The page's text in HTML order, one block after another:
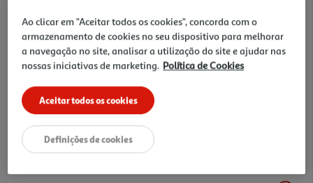
25,99 €
+10% DESC. IMEDIATO PET CLUB
10% de desconto imediato exclusivo para membros do
Ao clicar em "Aceitar todos os cookies", concorda com o
armazenamento de cookies no seu dispositivo para melhorar
a navegação no site, analisar a utilização do site e ajudar nas
nossas iniciativas de marketing. Política de Cookies
Aceitar todos os cookies
Definições de cookies